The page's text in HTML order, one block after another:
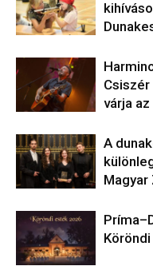
várja
A
Magyar